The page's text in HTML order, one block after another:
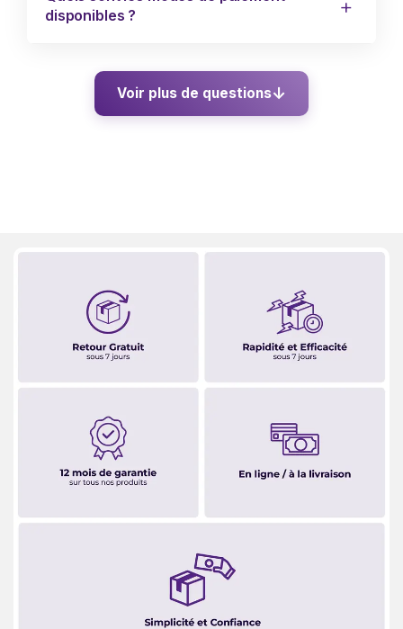
disponibles ?
Voir plus de questions